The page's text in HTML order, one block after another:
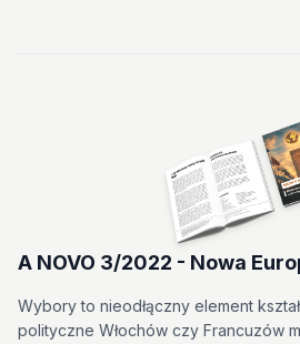
A NOVO 3/2022 - Nowa
Wybory to nieodłączny element
polityczne Włochów czy Francuzów